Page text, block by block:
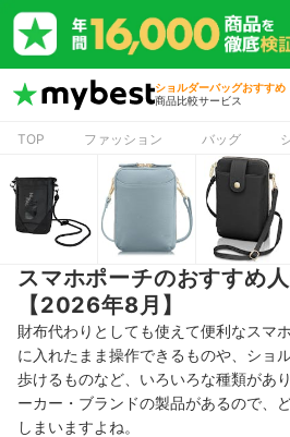
ショルダーバッグおすすめ
商品比較サービス
TOP ファッション バッグ
スマホポーチのおすすめ
【2026年8月】
財布代わりとしても使えて便利なスマ
に入れたまま操作できるものや、ショ
歩けるものなど、いろいろな種類があ
ーカー・ブランドの製品があるので、
しまいますよね。